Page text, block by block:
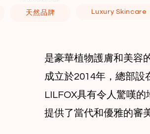
天然品牌 Luxury Skincare
是豪華植物護膚和美容
成立於2014年，總部設
LILFOX具有令人驚嘆的
提供了當代和優雅的審